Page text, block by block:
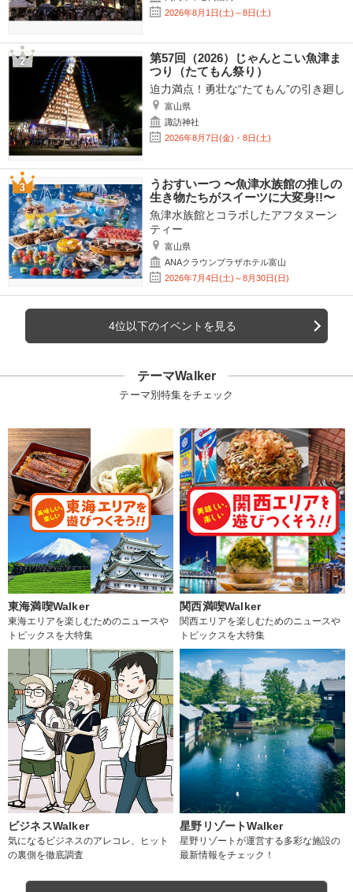
2026年8月1日(土)～8日(土)
第57回（2026）じゃんとこい魚津ま
つり（たてもん祭り）
迫力満点！勇壮な“たてもん”の引き廻し
富山県
諏訪神社
2026年8月7日(金)・8日(土)
うおすいーつ 〜魚津水族館の推しの
生き物たちがスイーツに大変身!!〜
魚津水族館とコラボしたアフタヌーン
ティー
富山県
ANAクラウンプラザホテル富山
2026年7月4日(土)～8月30日(日)
4位以下のイベントを見る
テーマWalker
テーマ別特集をチェック
東海満喫Walker
東海エリアを楽しむためのニュースや
トピックスを大特集
関西満喫Walker
関西エリアを楽しむためのニュースや
トピックスを大特集
ビジネスWalker
気になるビジネスのアレコレ、ヒット
の裏側を徹底調査
星野リゾートWalker
星野リゾートが運営する多彩な施設の
最新情報をチェック！